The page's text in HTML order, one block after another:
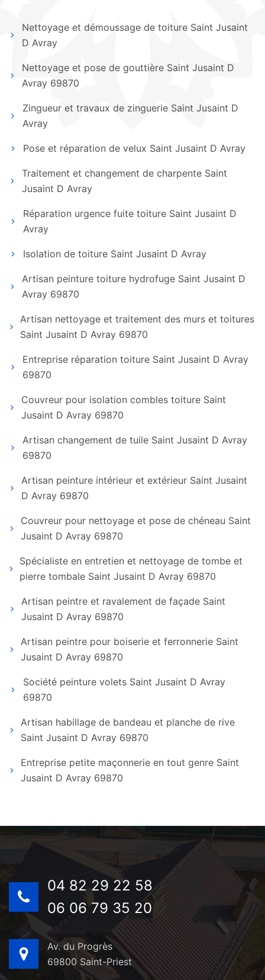
Nettoyage et démoussage de toiture Saint Jusaint
D Avray
Nettoyage et pose de gouttière Saint Jusaint D
Avray 69870
Zingueur et travaux de zinguerie Saint Jusaint D
Avray
Pose et réparation de velux Saint Jusaint D Avray
Traitement et changement de charpente Saint
Jusaint D Avray
Réparation urgence fuite toiture Saint Jusaint D
Avray
Isolation de toiture Saint Jusaint D Avray
Artisan peinture toiture hydrofuge Saint Jusaint D
Avray 69870
Artisan nettoyage et traitement des murs et toitures
Saint Jusaint D Avray 69870
Entreprise réparation toiture Saint Jusaint D Avray
69870
Couvreur pour isolation combles toiture Saint
Jusaint D Avray 69870
Artisan changement de tuile Saint Jusaint D Avray
69870
Artisan peinture intérieur et extérieur Saint Jusaint
D Avray 69870
Couvreur pour nettoyage et pose de chéneau Saint
Jusaint D Avray 69870
Spécialiste en entretien et nettoyage de tombe et
pierre tombale Saint Jusaint D Avray 69870
Artisan peintre et ravalement de façade Saint
Jusaint D Avray 69870
Artisan peintre pour boiserie et ferronnerie Saint
Jusaint D Avray 69870
Société peinture volets Saint Jusaint D Avray
69870
Artisan habillage de bandeau et planche de rive
Saint Jusaint D Avray 69870
Entreprise petite maçonnerie en tout genre Saint
Jusaint D Avray 69870
04 82 29 22 58
06 06 79 35 20
Av. du Progrès
69800 Saint-Priest